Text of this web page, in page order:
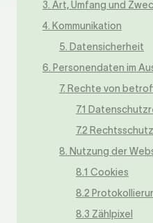
3. Art, Umfang und
4. Kommunikation
5. Datensicherheit
6. Personendaten im
7. Rechte von
7.1
7.2 Rechtsschutz
8. Nutzung der
8.1 Cookies
8.2
8.3 Zählpixel